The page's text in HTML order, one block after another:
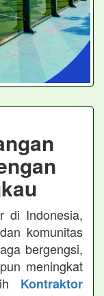
di Indonesia,
komunitas
bergengsi,
meningkat
Kontraktor